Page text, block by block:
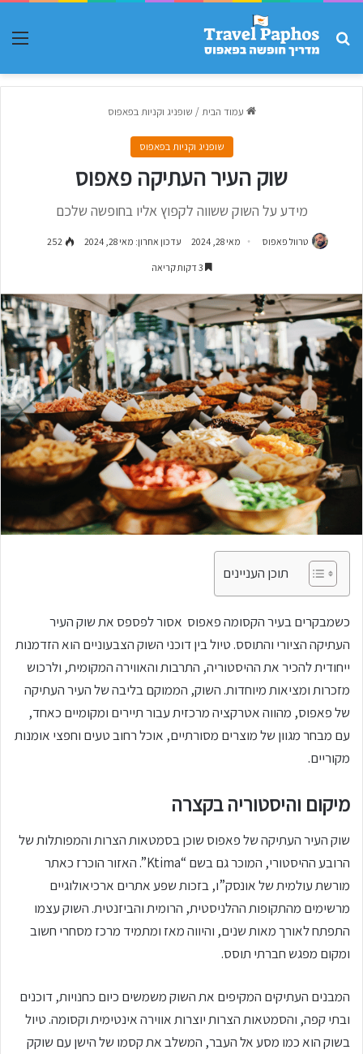
חפש עבור
עמוד הבית / שופניג וקניות בפאפוס
שופניג וקניות בפאפוס
שוק העיר העתיקה פאפוס
מידע על השוק ששווה לקפוץ אליו בחופשה שלכם
טרוול פאפוס מאי 28, 2024 עדכון אחרון: מאי 28, 2024 252
תוכן העניינים
כשמבקרים בעיר הקסומה פאפוס אסור לפספס את שוק העיר
העתיקה הציורי והתוסס. טיול בין דוכני השוק הצבעוניים הוא הזדמנות
ייחודית להכיר את ההיסטוריה, התרבות והאווירה המקומית, ולרכוש
מזכרות ומציאות מיוחדות. השוק, הממוקם בליבה של העיר העתיקה
של פאפוס, מהווה אטרקציה מרכזית עבור תיירים ומקומיים כאחד,
עם מבחר מגוון של מוצרים מסורתיים, אוכל רחוב טעים וחפצי אומנות
מקוריים.
מיקום והיסטוריה בקצרה
שוק העיר העתיקה של פאפוס שוכן בסמטאות הצרות והמפותלות של
הרובע ההיסטורי, המוכר גם בשם “Ktima”. האזור הוכרז כאתר
מורשת עולמית של אונסק”ו, בזכות שפע אתרים ארכיאולוגיים
מרשימים מהתקופות ההלניסטית, הרומית והביזנטית. השוק עצמו
התפתח לאורך מאות שנים, והיווה מאז ומתמיד מרכז מסחרי חשוב
ומקום מפגש חברתי תוסס.
המבנים העתיקים המקיפים את השוק משמשים כיום כחנויות, דוכנים
ובתי קפה, והסמטאות הצרות יוצרות אווירה אינטימית וקסומה. טיול
בשוק הוא כמו מסע אל העבר, המשלב את קסמו של הישן עם שוקק